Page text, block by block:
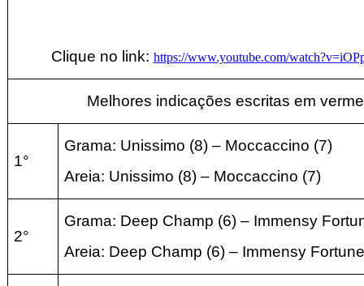
Clique no link: https://www.youtube.com/
Melhores indicações escritas em
1°
Grama: Unissimo (8) – Moccaccino (7)
Areia: Unissimo (8) – Moccaccino (7)
2°
Grama: Deep Champ (6) – Immensy
Areia: Deep Champ (6) – Immensy